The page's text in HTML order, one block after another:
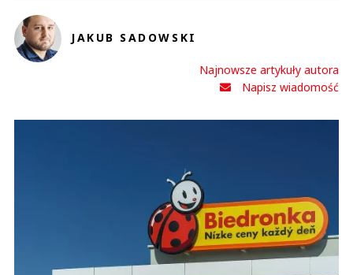
JAKUB SADOWSKI
Najnowsze artykuły autora
Napisz wiadomość